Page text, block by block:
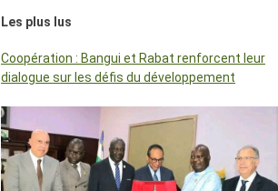
Les plus lus
Coopération : Bangui et Rabat renforcent leur
dialogue sur les défis du développement